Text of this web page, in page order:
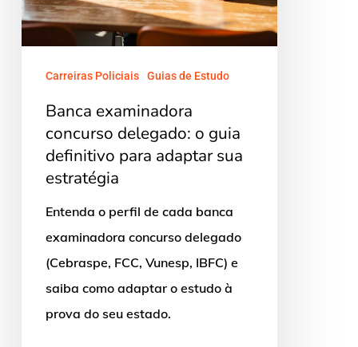
definitivo
para
adaptar
estratégia
Carreiras Policiais Guias de Estudo
Banca examinadora
concurso delegado: o guia
definitivo para adaptar sua
estratégia
Entenda o perfil de cada banca
examinadora concurso delegado
(Cebraspe, FCC, Vunesp, IBFC) e
saiba como adaptar o estudo à
prova do seu estado.